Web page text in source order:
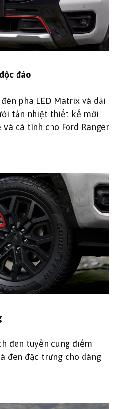
đáo
pha LED Matrix và dải
tản nhiệt thiết kế mới
cá tính cho Ford Ranger
đen tuyền cùng điểm
đen đặc trưng cho dáng